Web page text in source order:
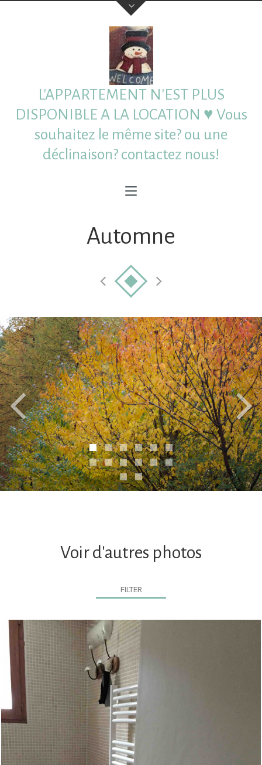
L’appartement n’est plus disponible à la location.
♥ Vous souhaitez le même site pour vos locations? ou un
site aussi beau poru votre activité? CONTACTEZ -NOUS :
formulaire de contact en bas de page ♥ 07 70 71 72 74 ♥
L'APPARTEMENT N'EST PLUS
DISPONIBLE A LA LOCATION ♥ Vous
souhaitez le même site? ou une
déclinaison? contactez nous!
Automne
Voir d'autres photos
FILTER